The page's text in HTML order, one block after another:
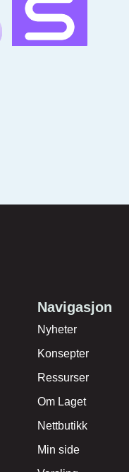
Navigasjon
Nyheter
Konsepter
Ressurser
Om Laget
Nettbutikk
Min side